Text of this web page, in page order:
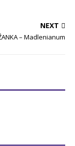
NEXT
– Madlenianum